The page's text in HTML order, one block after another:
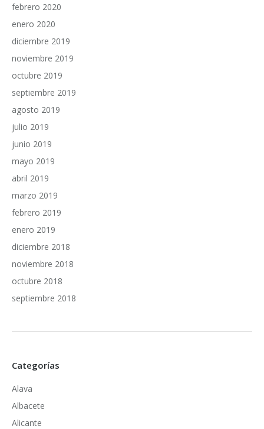
febrero 2020
enero 2020
diciembre 2019
noviembre 2019
octubre 2019
septiembre 2019
agosto 2019
julio 2019
junio 2019
mayo 2019
abril 2019
marzo 2019
febrero 2019
enero 2019
diciembre 2018
noviembre 2018
octubre 2018
septiembre 2018
Categorías
Alava
Albacete
Alicante